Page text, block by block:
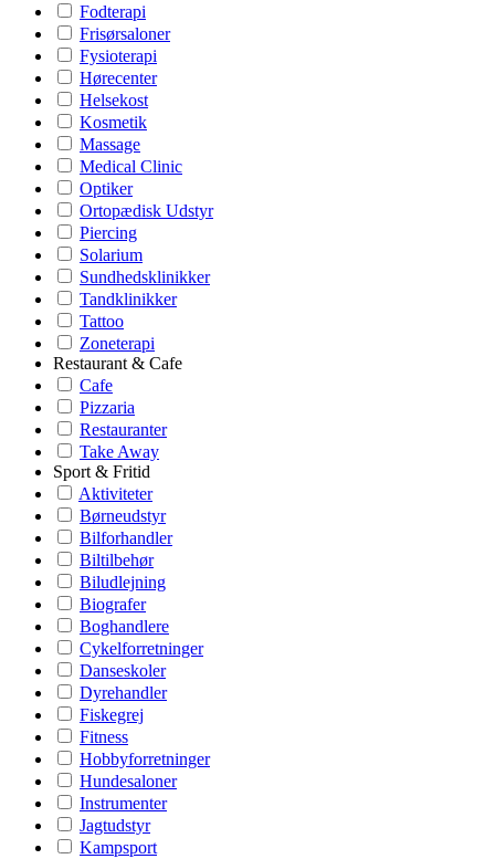
Fodterapi
Frisørsaloner
Fysioterapi
Hørecenter
Helsekost
Kosmetik
Massage
Medical Clinic
Optiker
Ortopædisk Udstyr
Piercing
Solarium
Sundhedsklinikker
Tandklinikker
Tattoo
Zoneterapi
Restaurant & Cafe
Cafe
Pizzaria
Restauranter
Take Away
Sport & Fritid
Aktiviteter
Børneudstyr
Bilforhandler
Biltilbehør
Biludlejning
Biografer
Boghandlere
Cykelforretninger
Danseskoler
Dyrehandler
Fiskegrej
Fitness
Hobbyforretninger
Hundesaloner
Instrumenter
Jagtudstyr
Kampsport